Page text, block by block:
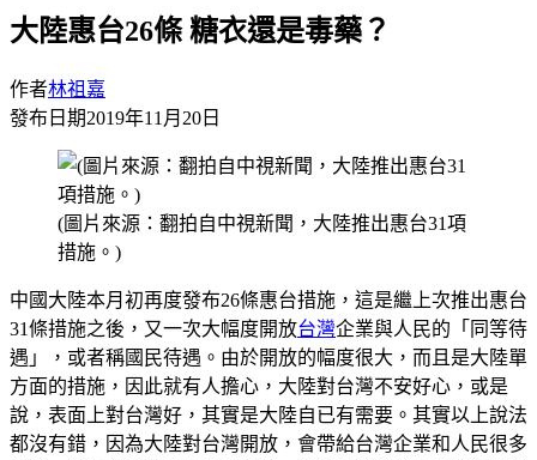
大陸惠台26條 糖衣還是毒藥？
作者林祖嘉
發布日期2019年11月20日
(圖片來源：翻拍自中視新聞，大陸推出惠台31項
措施。)
中國大陸本月初再度發布26條惠台措施，這是繼上次推出惠台
31條措施之後，又一次大幅度開放台灣企業與人民的「同等待
遇」，或者稱國民待遇。由於開放的幅度很大，而且是大陸單
方面的措施，因此就有人擔心，大陸對台灣不安好心，或是
說，表面上對台灣好，其實是大陸自已有需要。其實以上說法
都沒有錯，因為大陸對台灣開放，會帶給台灣企業和人民很多